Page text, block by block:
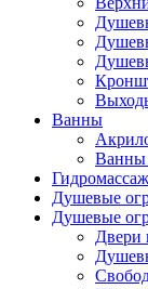
Ванны
Ванны
Душевые
Душевые
Двери